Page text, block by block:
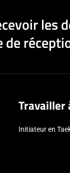
les
Travailler
Initiateur en